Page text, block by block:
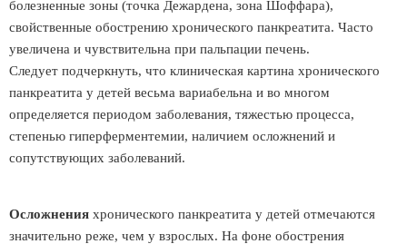
болезненные зоны (точка Дежардена, зона Шоффара),
свойственные обострению хронического панкреатита. Часто
увеличена и чувствительна при пальпации печень.
Следует подчеркнуть, что клиническая картина хронического
панкреатита у детей весьма вариабельна и во многом
определяется периодом заболевания, тяжестью процесса,
степенью гиперферментемии, наличием осложнений и
сопутствующих заболеваний.
Осложнения хронического панкреатита у детей отмечаются
значительно реже, чем у взрослых. На фоне обострения